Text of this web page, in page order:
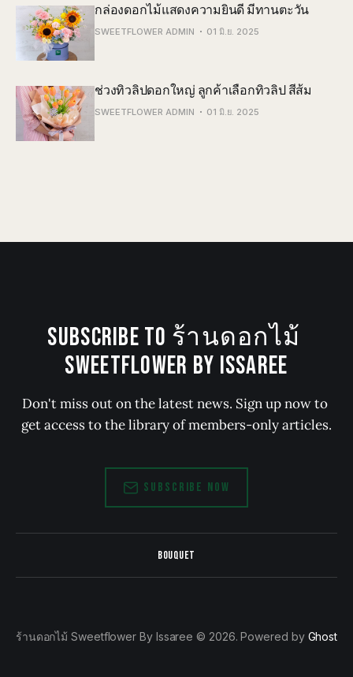
กล่องดอกไม้แสดงความยินดี มีทานตะวัน
SWEETFLOWER ADMIN 01 มิ.ย. 2025
ช่วงทิวลิปดอกใหญ่ ลูกค้าเลือกทิวลิป สีส้ม
SWEETFLOWER ADMIN 01 มิ.ย. 2025
SUBSCRIBE TO ร้านดอกไม้
SWEETFLOWER BY ISSAREE
Don't miss out on the latest news. Sign up now to
get access to the library of members-only articles.
SUBSCRIBE NOW
BOUQUET
ร้านดอกไม้ Sweetflower By Issaree © 2026. Powered by Ghost